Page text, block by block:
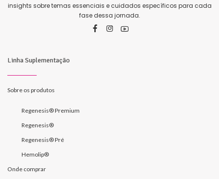
insights sobre temas essenciais e cuidados específicos para cada
fase dessa jornada.
Linha Suplementação
Sobre os produtos
Regenesis® Premium
Regenesis®
Regenesis® Pré
Hemolip®
Onde comprar